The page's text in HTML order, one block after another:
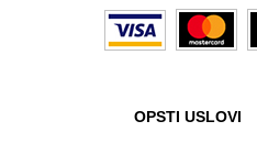
OPŠTI USLOVI